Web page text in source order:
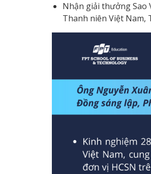
Nhận giải thưởng Sao
Thanh niên Việt Nam,